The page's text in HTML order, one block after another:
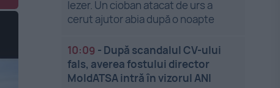
Iezer. Un cioban atacat de urs a
cerut ajutor abia după o noapte
10:09 - După scandalul CV-ului
fals, averea fostului director
MoldATSA intră în vizorul ANI